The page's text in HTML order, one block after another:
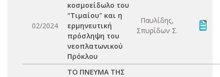
02/2024
κοσμοείδωλο του
"Τιμαίου" και η
ερμηνευτική
πρόσληψη του
νεοπλατωνικού
Πρόκλου
Παυλίδης,
Σπυρίδων Σ.
ΤΟ ΠΝΕΥΜΑ ΤΗΣ